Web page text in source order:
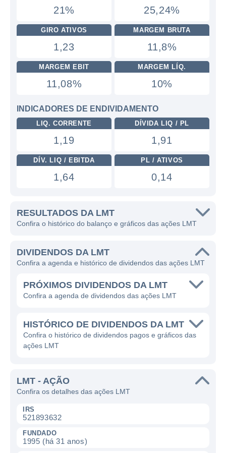
21% 25,24%
GIRO ATIVOS
1,23
MARGEM BRUTA
11,8%
MARGEM EBIT
11,08%
MARGEM LÍQ.
10%
INDICADORES DE ENDIVIDAMENTO
LIQ. CORRENTE
1,19
DÍVIDA LIQ / PL
1,91
DÍV. LIQ / EBITDA
1,64
PL / ATIVOS
0,14
RESULTADOS DA LMT
Confira o histórico do balanço e gráficos das ações LMT
DIVIDENDOS DA LMT
Confira a agenda e histórico de dividendos das ações LMT
PRÓXIMOS DIVIDENDOS DA LMT
Confira a agenda de dividendos das ações LMT
HISTÓRICO DE DIVIDENDOS DA LMT
Confira o histórico de dividendos pagos e gráficos das
ações LMT
LMT - AÇÃO
Confira os detalhes das ações LMT
IRS
521893632
FUNDADO
1995 (há 31 anos)